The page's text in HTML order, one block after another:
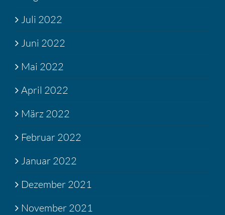
Juli 2022
Juni 2022
Mai 2022
April 2022
März 2022
Februar 2022
Januar 2022
Dezember 2021
November 2021